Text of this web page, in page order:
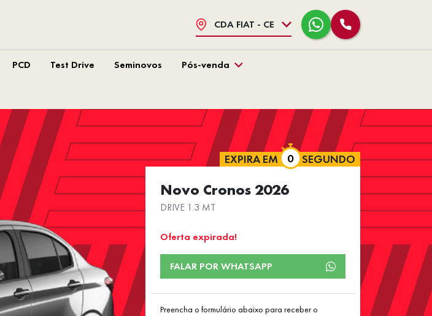
CDA FIAT - CE
PCD Test Drive Seminovos Pós-venda
EXPIRA EM SEGUNDO
Novo Cronos 2026
DRIVE 1.3 MT
Oferta expirada!
FALAR POR WHATSAPP
Preencha o formulário abaixo para receber o